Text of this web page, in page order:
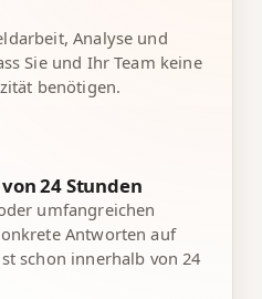
Analyse und
Sie und Ihr Team keine
benötigen.
24 Stunden
umfangreichen
Antworten auf
schon innerhalb von 24